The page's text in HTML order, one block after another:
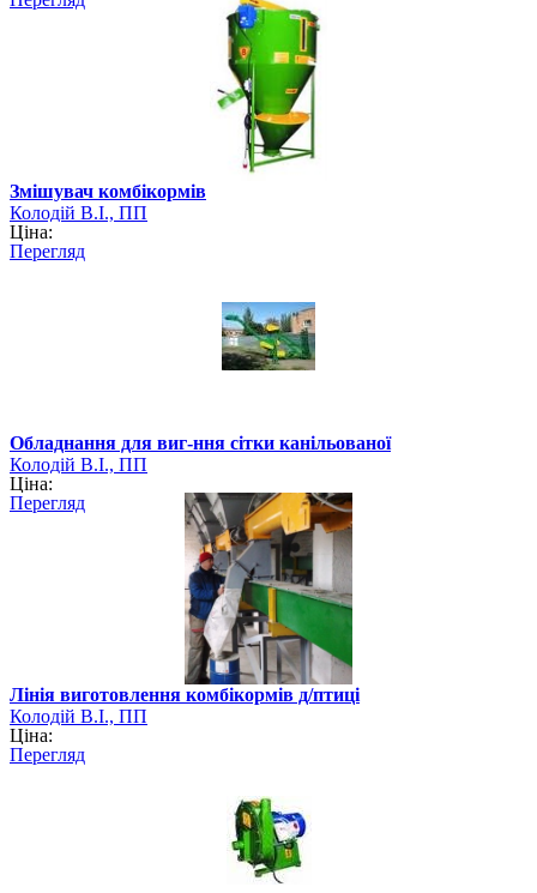
Змішувач комбікормів
Колодій В.І., ПП
Ціна:
Перегляд
Обладнання для виг-ння сітки канільованої
Колодій В.І., ПП
Ціна:
Перегляд
Лінія виготовлення комбікормів д/птиці
Колодій В.І., ПП
Ціна:
Перегляд